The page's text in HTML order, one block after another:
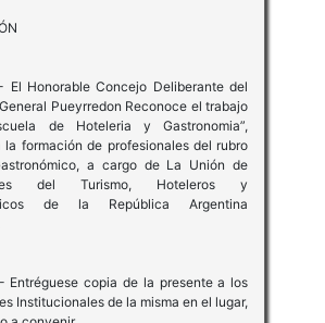
El Honorable Concejo Deliberante del
Pueyrredon Reconoce el trabajo
de Hoteleria y Gastronomia”,
la formación de profesionales del rubro
a cargo de La Unión de
del Turismo, Hoteleros y
de la República Argentina
Entréguese copia de la presente a los
Institucionales de la misma en el lugar,